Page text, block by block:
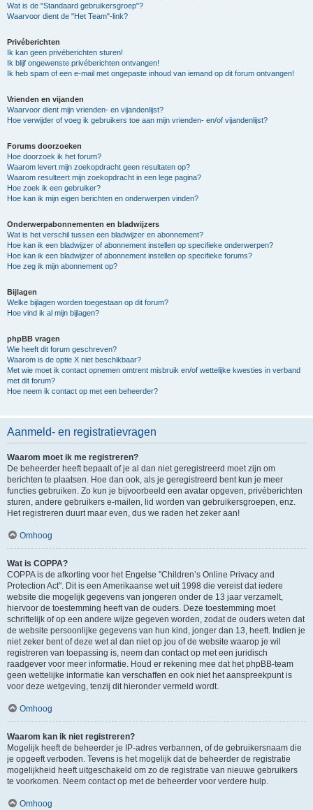
Wat is de "Standaard gebruikersgroep"?
Waarvoor dient de "Het Team"-link?
Privéberichten
Ik kan geen privéberichten sturen!
Ik blijf ongewenste privéberichten ontvangen!
Ik heb spam of een e-mail met ongepaste inhoud van iemand op dit forum ontvangen!
Vrienden en vijanden
Waarvoor dient mijn vrienden- en vijandenlijst?
Hoe verwijder of voeg ik gebruikers toe aan mijn vrienden- en/of vijandenlijst?
Forums doorzoeken
Hoe doorzoek ik het forum?
Waarom levert mijn zoekopdracht geen resultaten op?
Waarom resulteert mijn zoekopdracht in een lege pagina?
Hoe zoek ik een gebruiker?
Hoe kan ik mijn eigen berichten en onderwerpen vinden?
Onderwerpabonnementen en bladwijzers
Wat is het verschil tussen een bladwijzer en abonnement?
Hoe kan ik een bladwijzer of abonnement instellen op specifieke onderwerpen?
Hoe kan ik een bladwijzer of abonnement instellen op specifieke forums?
Hoe zeg ik mijn abonnement op?
Bijlagen
Welke bijlagen worden toegestaan op dit forum?
Hoe vind ik al mijn bijlagen?
phpBB vragen
Wie heeft dit forum geschreven?
Waarom is de optie X niet beschikbaar?
Met wie moet ik contact opnemen omtrent misbruik en/of wettelijke kwesties in verband
met dit forum?
Hoe neem ik contact op met een beheerder?
Aanmeld- en registratievragen
Waarom moet ik me registreren?
De beheerder heeft bepaalt of je al dan niet geregistreerd moet zijn om
berichten te plaatsen. Hoe dan ook, als je geregistreerd bent kun je meer
functies gebruiken. Zo kun je bijvoorbeeld een avatar opgeven, privéberichten
sturen, andere gebruikers e-mailen, lid worden van gebruikersgroepen, enz.
Het registreren duurt maar even, dus we raden het zeker aan!
Omhoog
Wat is COPPA?
COPPA is de afkorting voor het Engelse "Children’s Online Privacy and
Protection Act". Dit is een Amerikaanse wet uit 1998 die vereist dat iedere
website die mogelijk gegevens van jongeren onder de 13 jaar verzamelt,
hiervoor de toestemming heeft van de ouders. Deze toestemming moet
schriftelijk of op een andere wijze gegeven worden, zodat de ouders weten dat
de website persoonlijke gegevens van hun kind, jonger dan 13, heeft. Indien je
niet zeker bent of deze wet al dan niet op jou of de website waarop je wil
registreren van toepassing is, neem dan contact op met een juridisch
raadgever voor meer informatie. Houd er rekening mee dat het phpBB-team
geen wettelijke informatie kan verschaffen en ook niet het aanspreekpunt is
voor deze wetgeving, tenzij dit hieronder vermeld wordt.
Omhoog
Waarom kan ik niet registreren?
Mogelijk heeft de beheerder je IP-adres verbannen, of de gebruikersnaam die
je opgeeft verboden. Tevens is het mogelijk dat de beheerder de registratie
mogelijkheid heeft uitgeschakeld om zo de registratie van nieuwe gebruikers
te voorkomen. Neem contact op met de beheerder voor verdere hulp.
Omhoog